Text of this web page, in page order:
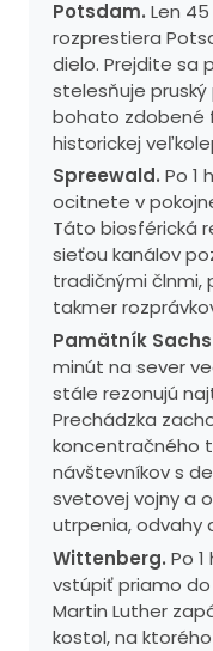
Potsdam. Len
rozprestiera
dielo. Prejdite sa
stelesňuje
bohato zdobené
historickej
Spreewald. Po 1
ocitnete v
Táto biosférická
sieťou kanálov
tradičnými člnmi,
takmer
Pamätník
minút na sever
stále rezonujú
Prechádzka
koncentračného
návštevníkov s
svetovej vojny a
utrpenia, odvahy
Wittenberg. Po
vstúpiť priamo
Martin Luther
kostol, na